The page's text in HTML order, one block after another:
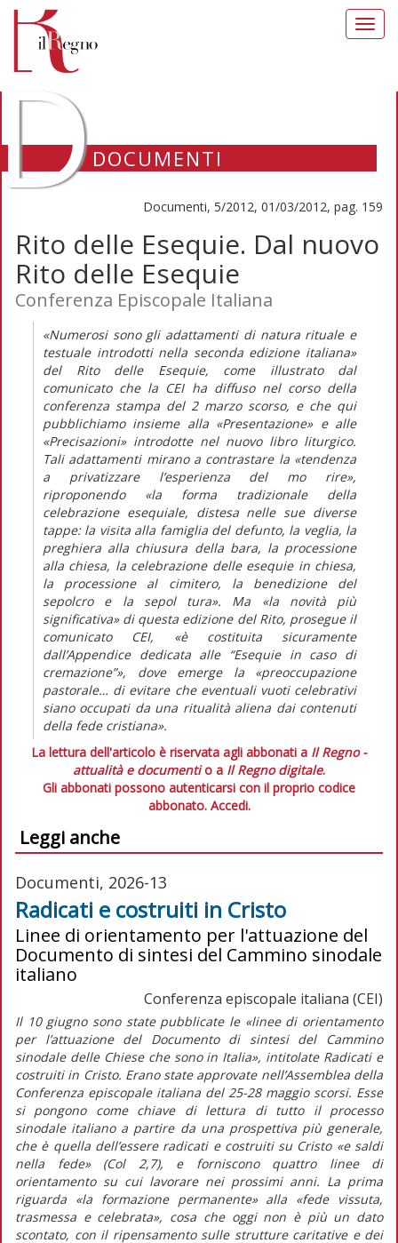
DOCUMENTI
Documenti, 5/2012, 01/03/2012, pag. 159
Rito delle Esequie. Dal nuovo
Rito delle Esequie
Conferenza Episcopale Italiana
«Numerosi sono gli adattamenti di natura rituale e
testuale introdotti nella seconda edizione italiana»
del Rito delle Esequie, come illustrato dal
comunicato che la CEI ha diffuso nel corso della
conferenza stampa del 2 marzo scorso, e che qui
pubblichiamo insieme alla «Presentazione» e alle
«Precisazioni» introdotte nel nuovo libro liturgico.
Tali adattamenti mirano a contrastare la «tendenza
a privatizzare l’esperienza del mo rire»,
riproponendo «la forma tradizionale della
celebrazione esequiale, distesa nelle sue diverse
tappe: la visita alla famiglia del defunto, la veglia, la
preghiera alla chiusura della bara, la processione
alla chiesa, la celebrazione delle esequie in chiesa,
la processione al cimitero, la benedizione del
sepolcro e la sepol tura». Ma «la novità più
significativa» di questa edizione del Rito, prosegue il
comunicato CEI, «è costituita sicuramente
dall’Appendice dedicata alle “Esequie in caso di
cremazione”», dove emerge la «preoccupazione
pastorale… di evitare che eventuali vuoti celebrativi
siano occupati da una ritualità aliena dai contenuti
della fede cristiana».
La lettura dell'articolo è riservata agli abbonati a Il Regno -
attualità e documentio a Il Regno digitale.
Gli abbonati possono autenticarsi con il proprio codice
abbonato. Accedi.
Leggi anche
Documenti, 2026-13
Radicati e costruiti in Cristo
Linee di orientamento per l'attuazione del
Documento di sintesi del Cammino sinodale
italiano
Conferenza episcopale italiana (CEI)
Il 10 giugno sono state pubblicate le «linee di orientamento
per l’attuazione del Documento di sintesi del Cammino
sinodale delle Chiese che sono in Italia», intitolateRadicati e
costruiti in Cristo. Erano state approvate nell’Assemblea della
Conferenza episcopale italiana del 25-28 maggio scorsi. Esse
si pongono come chiave di lettura di tutto il processo
sinodale italiano a partire da una prospettiva più generale,
che è quella dell’essere radicati e costruiti su Cristo «e saldi
nella fede» (Col 2,7), e forniscono quattro linee di
orientamento su cui lavorare nei prossimi anni. La prima
riguarda «la formazione permanente» alla «fede vissuta,
trasmessa e celebrata», cosa che oggi non è più un dato
scontato, con il ripensamento sulle strutture caritative e dei